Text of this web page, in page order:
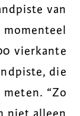
van
vierkante
die
“Zo